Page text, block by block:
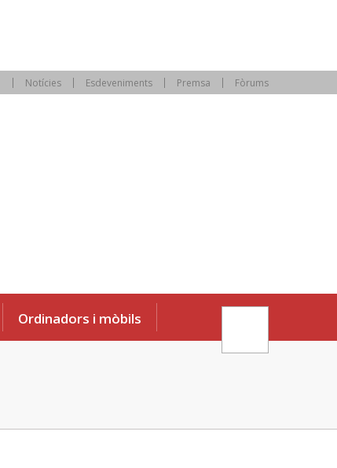
Notícies Esdeveniments Premsa Fòrums
Ordinadors i mòbils